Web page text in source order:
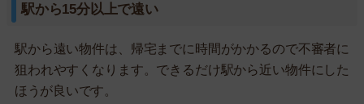
駅から15分以上で遠い
駅から遠い物件は、帰宅までに時間がかかるので不審者に
狙われやすくなります。できるだけ駅から近い物件にした
ほうが良いです。